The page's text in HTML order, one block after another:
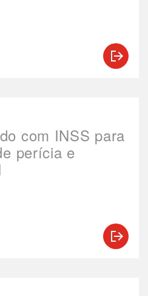
com INSS para
perícia e